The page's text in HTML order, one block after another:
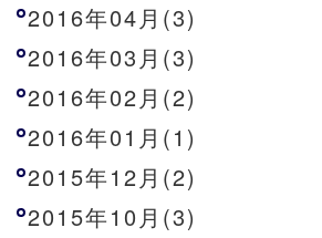
2016年04月(3)
2016年03月(3)
2016年02月(2)
2016年01月(1)
2015年12月(2)
2015年10月(3)